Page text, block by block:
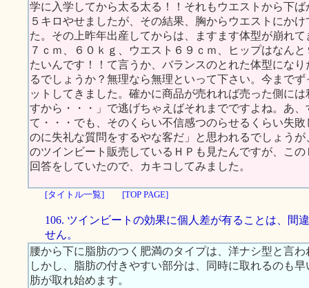
学に入学してから太る太る！！それもウエストから下
５キロやせましたが、その結果、胸からウエストにか
た。その上昨年出産してからは、ますます体型が崩れ
７ｃｍ、６０ｋｇ、ウエスト６９ｃｍ、ヒップはなん
たいんです！！て言うか、バランスのとれた体型にな
るでしょうか？無理なら無理といって下さい。今まで
ットしてきました。確かに商品が売れれば売った側に
すから・・・」で逃げちゃえばそれまでですよね。あ
て・・・でも、そのくらい不信感つのらせるくらい失
のに失礼な質問をするやな客だ」と思われるでしょう
のツインビート販売しているＨＰも見たんですが、こ
回答をしていたので、カキコしてみました。
[タイトル一覧] [TOP PAGE]
106. ツインビートの効果に個人差が有ることは、間
せん。
腰から下に脂肪のつく肥満のタイプは、洋ナシ型と言
しかし、脂肪の付きやすい部分は、同時に取れるのも
肪が取れ始めます。